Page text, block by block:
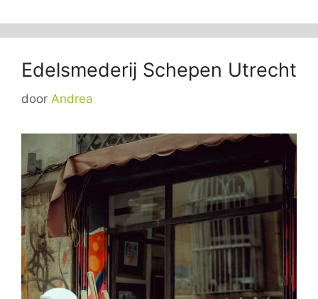
Edelsmederij Schepen Utrecht
door Andrea